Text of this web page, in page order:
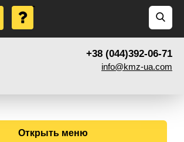
+38 (044)392-06-71
info@kmz-ua.com
Открыть меню